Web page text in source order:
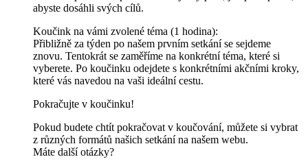
abyste dosáhli svých cílů.
Koučink na vámi zvolené téma (1 hodina):
Přibližně za týden po našem prvním setkání se sejdeme
znovu. Tentokrát se zaměříme na konkrétní téma, které si
vyberete. Po koučinku odejdete s konkrétními akčními kroky,
které vás navedou na vaši ideální cestu.
Pokračujte v koučinku!
Pokud budete chtít pokračovat v koučování, můžete si vybrat
z různých formátů našich setkání na našem webu.
Máte další otázky?